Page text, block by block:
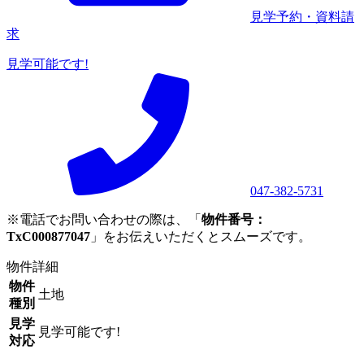
見学予約・資料請
求
見学可能です!
047-382-5731
※電話でお問い合わせの際は、「 物件番号：
TxC000877047 」をお伝えいただくとスムーズです。
物件詳細
物件
種別
土地
見学
対応
見学可能です!